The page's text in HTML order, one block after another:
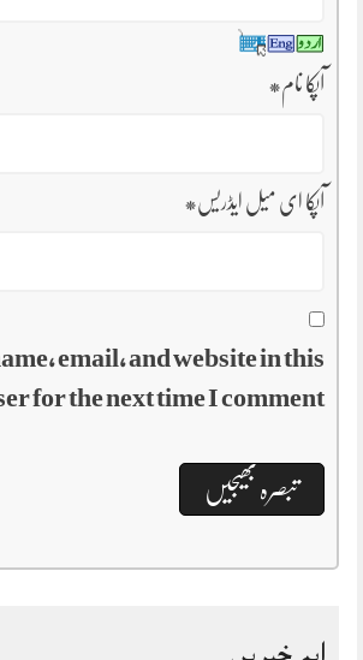
آپکا نام*
آپکا ای میل ایڈریس*
email, and website in this
for the next time I comment.